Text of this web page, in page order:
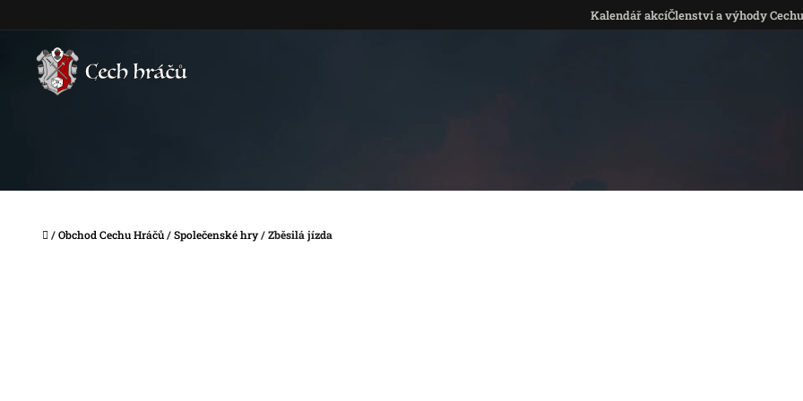
Kalendář akcíČlenství a výhody Cechu
Domů
/Obchod Cechu Hráčů/Společenské hry/Zběsilá jízda